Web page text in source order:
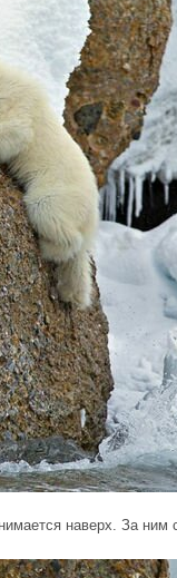
наверх. За ним